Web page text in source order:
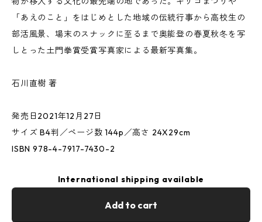
「あえのこと」をはじめとした地域の伝統行事から高校生の
部活風景、場末のスナックに至るまで奥能登の春夏秋冬を写
しとった土門拳賞受賞写真家による最新写真集。
石川直樹 著
発売日2021年12月27日
サイズ B4判／ページ数 144p／高さ 24X29cm
ISBN 978-4-7917-7430-2
International shipping available
Add to cart